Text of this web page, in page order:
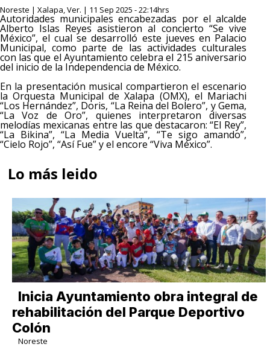
Noreste | Xalapa, Ver. | 11 Sep 2025 - 22:14hrs
Autoridades municipales encabezadas por el alcalde
Alberto Islas Reyes asistieron al concierto “Se vive
México”, el cual se desarrolló este jueves en Palacio
Municipal, como parte de las actividades culturales
con las que el Ayuntamiento celebra el 215 aniversario
del inicio de la Independencia de México.
En la presentación musical compartieron el escenario
la Orquesta Municipal de Xalapa (OMX), el Mariachi
“Los Hernández”, Doris, “La Reina del Bolero”, y Gema,
“La Voz de Oro”, quienes interpretaron diversas
melodías mexicanas entre las que destacaron: “El Rey”,
“La Bikina”, “La Media Vuelta”, “Te sigo amando”,
“Cielo Rojo”, “Así Fue” y el encore “Viva México”.
Lo más leido
Inicia Ayuntamiento obra integral de
rehabilitación del Parque Deportivo
Colón
Noreste